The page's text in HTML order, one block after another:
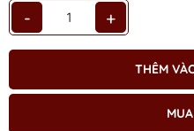
- +
THÊM